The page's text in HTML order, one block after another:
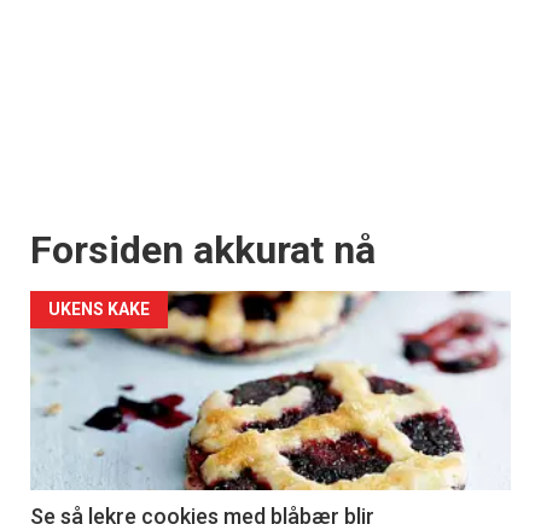
Forsiden akkurat nå
UKENS KAKE
Se så lekre cookies med blåbær blir